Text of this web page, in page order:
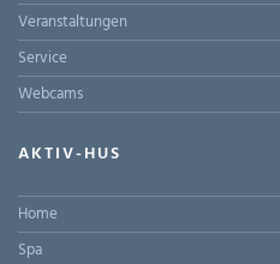
Veranstaltungen
Service
Webcams
AKTIV-HUS
Home
Spa